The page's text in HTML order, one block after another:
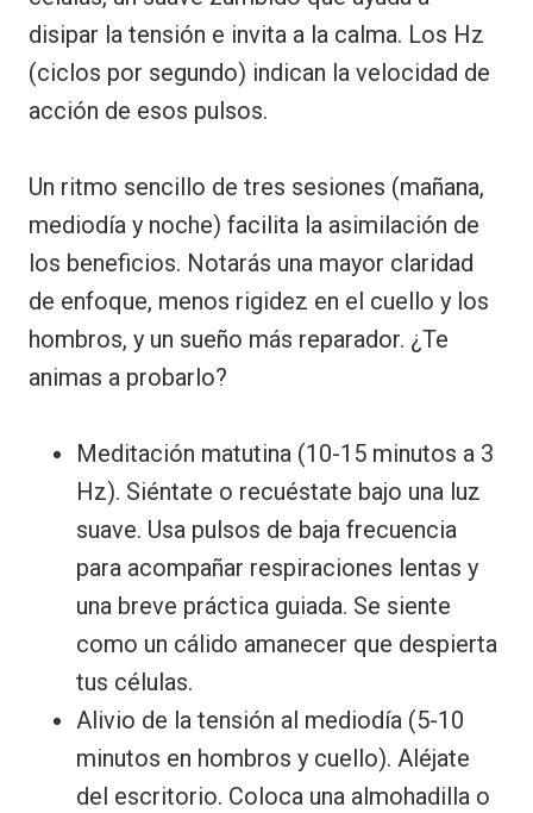
disipar la tensión e invita a la calma. Los Hz
(ciclos por segundo) indican la velocidad de
acción de esos pulsos.
Un ritmo sencillo de tres sesiones (mañana,
mediodía y noche) facilita la asimilación de
los beneficios. Notarás una mayor claridad
de enfoque, menos rigidez en el cuello y los
hombros, y un sueño más reparador. ¿Te
animas a probarlo?
Meditación matutina (10-15 minutos a 3
Hz). Siéntate o recuéstate bajo una luz
suave. Usa pulsos de baja frecuencia
para acompañar respiraciones lentas y
una breve práctica guiada. Se siente
como un cálido amanecer que despierta
tus células.
Alivio de la tensión al mediodía (5-10
minutos en hombros y cuello). Aléjate
del escritorio. Coloca una almohadilla o